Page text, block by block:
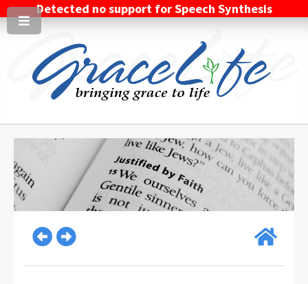
Detected no support for Speech Synthesis